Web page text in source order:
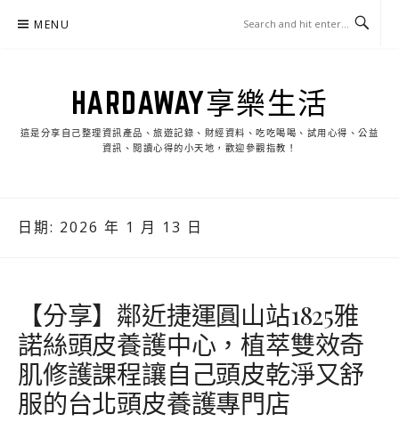
MENU
HARDAWAY享樂生活
這是分享自己整理資訊產品、旅遊記錄、財經資料、吃吃喝喝、試用心得、公益
資訊、閱讀心得的小天地，歡迎參觀指教！
日期: 2026 年 1 月 13 日
【分享】鄰近捷運圓山站1825雅
諾絲頭皮養護中心，植萃雙效奇
肌修護課程讓自己頭皮乾淨又舒
服的台北頭皮養護專門店